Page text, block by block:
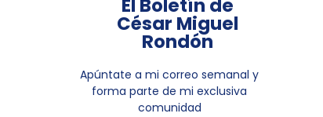
El Boletín de
César Miguel
Rondón
Apúntate a mi correo semanal y
forma parte de mi exclusiva
comunidad